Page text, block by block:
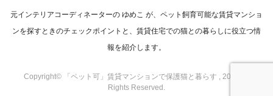
元インテリアコーディネーターの ゆめこ が、ペット飼育可能な賃貸マンショ
ンを探すときのチェックポイントと、賃貸住宅での猫との暮らしに役立つ情
報を紹介します。
Copyright© 「ペット可」賃貸マンションで保護猫と暮らす , 2026 All
Rights Reserved.